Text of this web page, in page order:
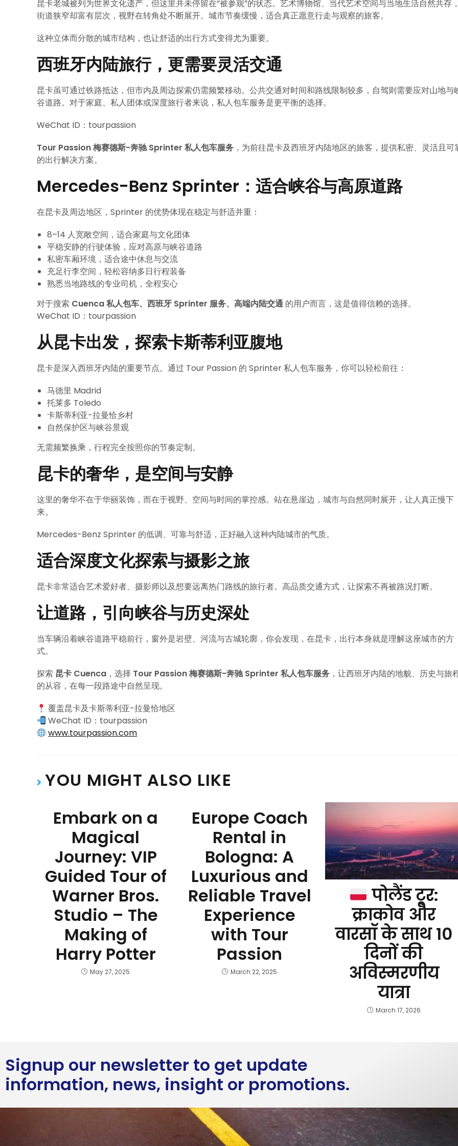
昆卡老城被列为世界文化遗产，但这里并未停留在“被参观”的状态。艺术博物馆、当代艺术空间与当地生活自然共存
街道狭窄却富有层次，视野在转角处不断展开。城市节奏缓慢，适合真正愿意行走与观察的旅客。
这种立体而分散的城市结构，也让舒适的出行方式变得尤为重要。
西班牙内陆旅行，更需要灵活交通
昆卡虽可通过铁路抵达，但市内及周边探索仍需频繁移动。公共交通对时间和路线限制较多，自驾则需要应对山地与
谷道路。对于家庭、私人团体或深度旅行者来说，私人包车服务是更平衡的选择。
WeChat ID：tourpassion
Tour Passion 梅赛德斯-奔驰 Sprinter 私人包车服务 ，为前往昆卡及西班牙内陆地区的旅客，提供私密、灵活且可
的出行解决方案。
Mercedes-Benz Sprinter：适合峡谷与高原道路
在昆卡及周边地区，Sprinter 的优势体现在稳定与舒适并重：
8–14 人宽敞空间，适合家庭与文化团体
平稳安静的行驶体验，应对高原与峡谷道路
私密车厢环境，适合途中休息与交流
充足行李空间，轻松容纳多日行程装备
熟悉当地路线的专业司机，全程安心
对于搜索 Cuenca 私人包车、西班牙 Sprinter 服务、高端内陆交通 的用户而言，这是值得信赖的选择。
WeChat ID：tourpassion
从昆卡出发，探索卡斯蒂利亚腹地
昆卡是深入西班牙内陆的重要节点。通过 Tour Passion 的 Sprinter 私人包车服务，你可以轻松前往：
马德里 Madrid
托莱多 Toledo
卡斯蒂利亚-拉曼恰乡村
自然保护区与峡谷景观
无需频繁换乘，行程完全按照你的节奏定制。
昆卡的奢华，是空间与安静
这里的奢华不在于华丽装饰，而在于视野、空间与时间的掌控感。站在悬崖边，城市与自然同时展开，让人真正慢下
来。
Mercedes-Benz Sprinter 的低调、可靠与舒适，正好融入这种内陆城市的气质。
适合深度文化探索与摄影之旅
昆卡非常适合艺术爱好者、摄影师以及想要远离热门路线的旅行者。高品质交通方式，让探索不再被路况打断。
让道路，引向峡谷与历史深处
当车辆沿着峡谷道路平稳前行，窗外是岩壁、河流与古城轮廓，你会发现，在昆卡，出行本身就是理解这座城市的方
式。
探索 昆卡 Cuenca ，选择 Tour Passion 梅赛德斯-奔驰 Sprinter 私人包车服务 ，让西班牙内陆的地貌、历史与旅
的从容，在每一段路途中自然呈现。
覆盖昆卡及卡斯蒂利亚-拉曼恰地区
WeChat ID：tourpassion
www.tourpassion.com
YOU MIGHT ALSO LIKE
Embark on a
Magical
Journey: VIP
Guided Tour of
Warner Bros.
Studio – The
Making of
Harry Potter
May 27, 2025
Europe Coach
Rental in
Bologna: A
Luxurious and
Reliable Travel
Experience
with Tour
Passion
March 22, 2025
पोलैंड टूर:
क्राकोव और
वारसॉ के साथ 10
दिनों की
अविस्मरणीय
यात्रा
March 17, 2026
Signup our newsletter to get update
information, news, insight or promotions.